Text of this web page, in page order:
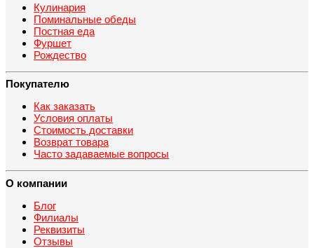
Кулинария
Поминальные обеды
Постная еда
Фуршет
Рождество
Покупателю
Как заказать
Условия оплаты
Стоимость доставки
Возврат товара
Часто задаваемые вопросы
О компании
Блог
Филиалы
Реквизиты
Отзывы